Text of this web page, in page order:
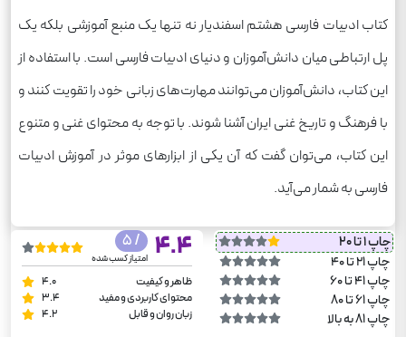
کتاب ادبیات فارسی هشتم اسفندیار نه تنها یک منبع آموزشی بلکه یک
پل ارتباطی میان دانش‌آموزان و دنیای ادبیات فارسی است. با استفاده از
این کتاب، دانش‌آموزان می‌توانند مهارت‌های زبانی خود را تقویت کنند و
با فرهنگ و تاریخ غنی ایران آشنا شوند. با توجه به محتوای غنی و متنوع
این کتاب، می‌توان گفت که آن یکی از ابزارهای موثر در آموزش ادبیات
فارسی به شمار می‌آید.
چاپ 1 تا 20
چاپ 21 تا 40
چاپ 41 تا 60
چاپ 61 تا 80
چاپ 81 به بالا
4.4
/ 5
امتیاز کسب شده
ظاهر و کیفیت
4.0
محتوای کاربردی و مفید
3.4
زبان روان و قابل
4.2